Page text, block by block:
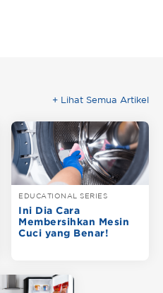
+ Lihat Semua Artikel
EDUCATIONAL SERIES
Ini Dia Cara
Membersihkan Mesin
Cuci yang Benar!